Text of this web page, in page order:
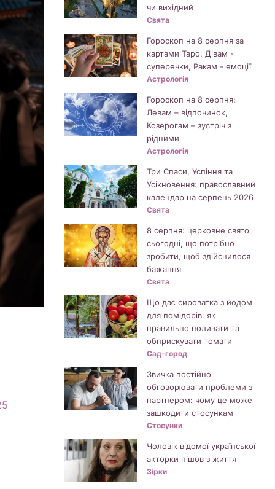
чи вихідний
Свята
Гороскоп на 8 серпня за
картами Таро: Дівам -
суперечки, Ракам - емоції
Астрологія
Гороскоп на 8 серпня:
Левам – відпочинок,
Козерогам – зустріч з
рідними
Астрологія
Три Спаси, Успіння та
Усікновення: православний
календар на серпень 2026
Свята
8 серпня: церковне свято
сьогодні, що потрібно
зробити, щоб здійснилося
бажання
Свята
Що дає сироватка з йодом
для помідорів: як
правильно поливати та
обприскувати томати
Сад-город
Звичка постійно
обговорювати проблеми з
партнером: чому це може
зашкодити стосункам
Стосунки
Чоловік відомої української
акторки пішов з життя
Зірки